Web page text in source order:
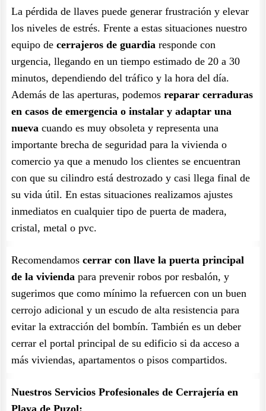
La pérdida de llaves puede generar frustración y elevar
los niveles de estrés. Frente a estas situaciones nuestro
equipo de cerrajeros de guardia responde con
urgencia, llegando en un tiempo estimado de 20 a 30
minutos, dependiendo del tráfico y la hora del día.
Además de las aperturas, podemos reparar cerraduras
en casos de emergencia o instalar y adaptar una
nueva cuando es muy obsoleta y representa una
importante brecha de seguridad para la vivienda o
comercio ya que a menudo los clientes se encuentran
con que su cilindro está destrozado y casi llega final de
su vida útil. En estas situaciones realizamos ajustes
inmediatos en cualquier tipo de puerta de madera,
cristal, metal o pvc.
Recomendamos cerrar con llave la puerta principal
de la vivienda para prevenir robos por resbalón, y
sugerimos que como mínimo la refuercen con un buen
cerrojo adicional y un escudo de alta resistencia para
evitar la extracción del bombín. También es un deber
cerrar el portal principal de su edificio si da acceso a
más viviendas, apartamentos o pisos compartidos.
Nuestros Servicios Profesionales de Cerrajería en
Playa de Puzol: